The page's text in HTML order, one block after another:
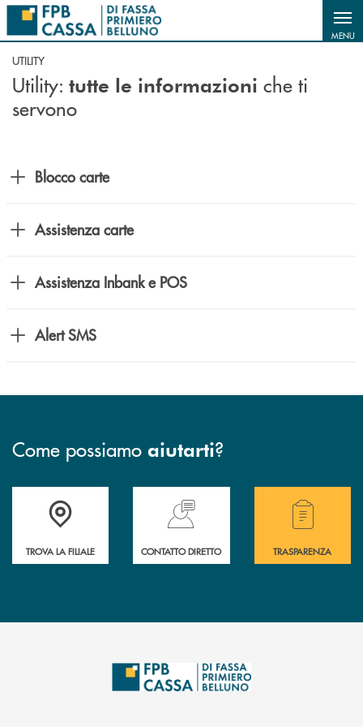
Salta al contenuto principale
MENU
UTILITY
Utility: tutte le informazioni che ti
servono
Blocco carte
Assistenza carte
Assistenza Inbank e POS
Alert SMS
Come possiamo aiutarti?
Accedi all' elenco completo delle filiali della Cassa Rurale.
TROVA LA FILIALE
Hai bisogno di assistenza immediata?
CONTATTO DIRETTO
Hai bisogno di
TRASPARENZA